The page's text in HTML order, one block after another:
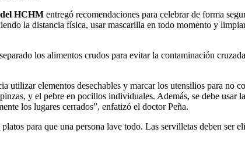
del HCHM entregó recomendaciones para celebrar de forma
la distancia física, usar mascarilla en todo momento y
los alimentos crudos para evitar la contaminación
utilizar elementos desechables y marcar los utensilios para
y el pebre en pocillos individuales. Además, se debe usar
los lugares cerrados”, enfatizó el doctor Peña.
para que una persona lave todo. Las servilletas deben ser